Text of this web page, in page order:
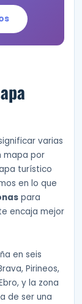
varias
mapa por
turístico
en lo que
para
encaja mejor
en seis
Pirineos,
y la zona
de ser una